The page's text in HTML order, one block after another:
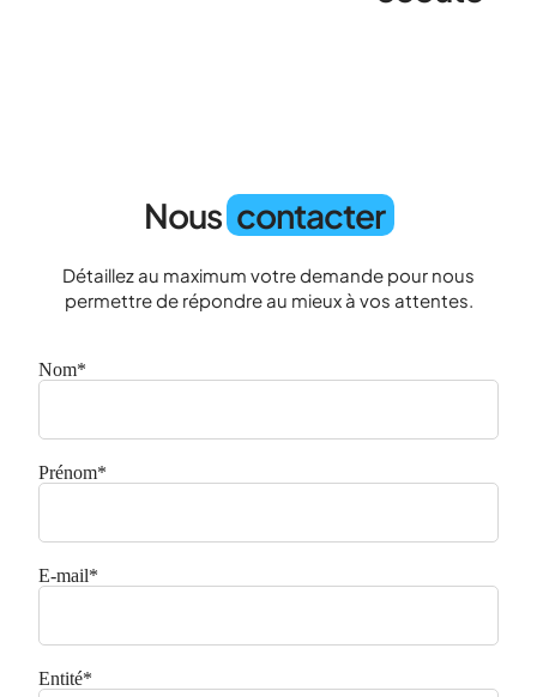
Nous contacter
Détaillez au maximum votre demande pour nous
permettre de répondre au mieux à vos attentes.
Nom*
Prénom*
E-mail*
Entité*